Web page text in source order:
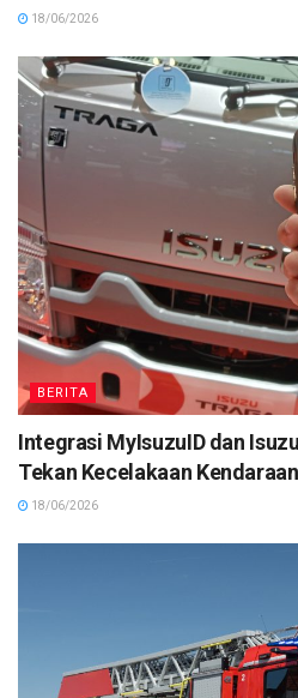
18/06/2026
BERITA
Integrasi MyIsuzuID dan
Tekan Kecelakaan
18/06/2026